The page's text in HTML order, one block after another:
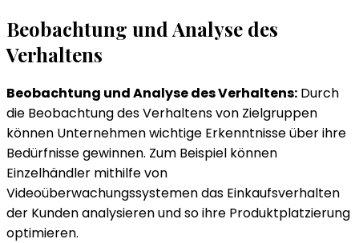
Beobachtung und Analyse des
Verhaltens
Beobachtung und Analyse des Verhaltens: Durch
die Beobachtung des Verhaltens von Zielgruppen
können Unternehmen wichtige Erkenntnisse über ihre
Bedürfnisse gewinnen. Zum Beispiel können
Einzelhändler mithilfe von
Videoüberwachungssystemen das Einkaufsverhalten
der Kunden analysieren und so ihre Produktplatzierung
optimieren.